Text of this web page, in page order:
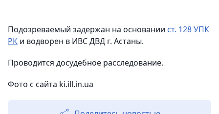
Подозреваемый задержан на основании ст. 128 УПК
РК и водворен в ИВС ДВД г. Астаны.
Проводится досудебное расследование.
Фото с сайта ki.ill.in.uа